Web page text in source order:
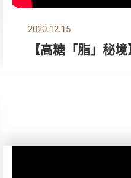
2020.12.15
【高糖「脂」秘